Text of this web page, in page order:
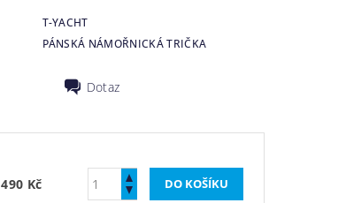
T-YACHT
PÁNSKÁ NÁMOŘNICKÁ TRIČKA
Dotaz
490 Kč